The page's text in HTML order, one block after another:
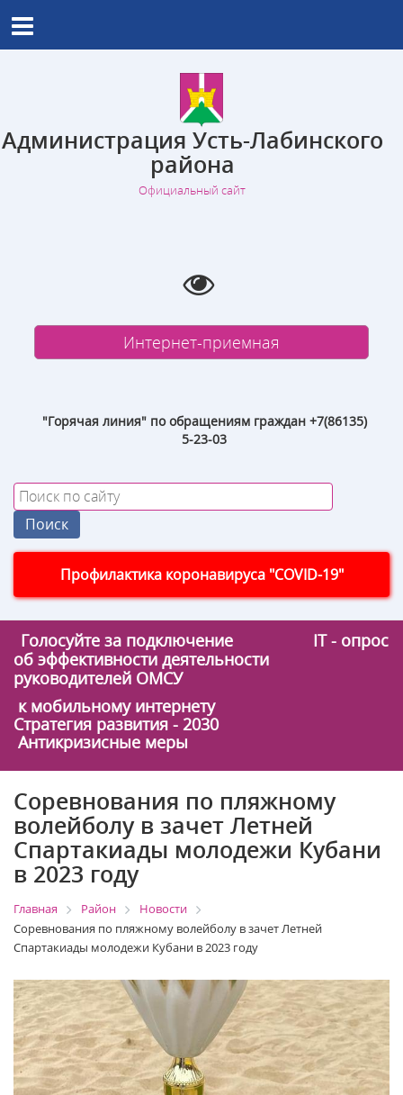
Администрация Усть-Лабинского
района
Официальный сайт
Интернет-приемная
"Горячая линия" по обращениям граждан +7(86135)
5-23-03
Профилактика коронавируса "COVID-19"
Голосуйте за подключение
IT - опрос
об эффективности деятельности
руководителей ОМСУ
к мобильному интернету
Стратегия развития - 2030
Антикризисные меры
Соревнования по пляжному
волейболу в зачет Летней
Спартакиады молодежи Кубани
в 2023 году
Главная Район
Новости
Соревнования по пляжному волейболу в зачет Летней
Спартакиады молодежи Кубани в 2023 году